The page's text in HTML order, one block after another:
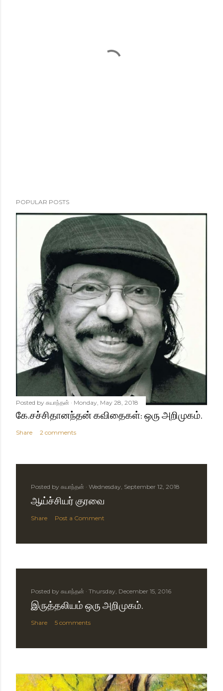
POPULAR POSTS
Posted by சுயாந்தன் Monday, May 28, 2018
கே.சச்சிதானந்தன் கவிதைகள்: ஒரு அறிமுகம்.
Share 2 comments
Posted by சுயாந்தன் Wednesday, September 12, 2018
ஆய்ச்சியர் குரவை
Share Post a Comment
Posted by சுயாந்தன் Thursday, December 15, 2016
இருத்தலியம் ஒரு அறிமுகம்.
Share 5 comments